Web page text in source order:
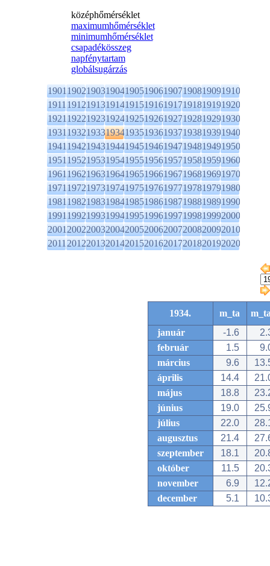
középhőmérséklet
maximumhőmérséklet
minimumhőmérséklet
csapadékösszeg
napfénytartam
globálsugárzás
1901190219031904190519061907190819091910
1911191219131914191519161917191819191920
1921192219231924192519261927192819291930
1931193219331934193519361937193819391940
1941194219431944194519461947194819491950
1951195219531954195519561957195819591960
1961196219631964196519661967196819691970
1971197219731974197519761977197819791980
1981198219831984198519861987198819891990
1991199219931994199519961997199819992000
2001200220032004200520062007200820092010
2011201220132014201520162017201820192020
1934. m_ta
január
-1.6
február
1.5
március
9.6
április
14.4
május
18.8
június
19.0
július
22.0
augusztus
21.4
szeptember
18.1
október
11.5
november
6.9
december
5.1